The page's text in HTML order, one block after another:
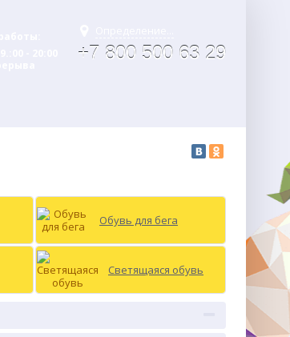
+7 800 500 63 29
Обувь для бега
Светящаяся обувь